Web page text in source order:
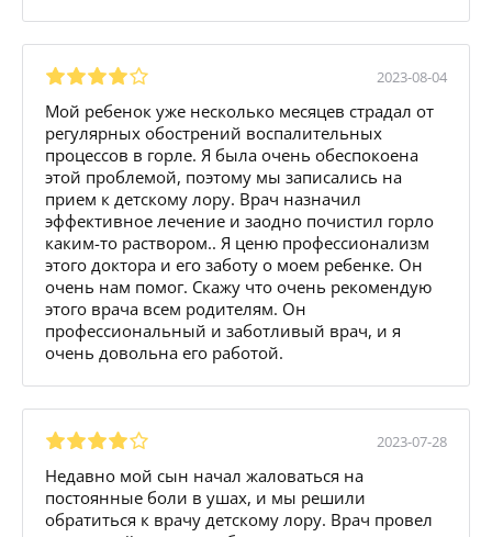
2023-08-04
Мой ребенок уже несколько месяцев страдал от
регулярных обострений воспалительных
процессов в горле. Я была очень обеспокоена
этой проблемой, поэтому мы записались на
прием к детскому лору. Врач назначил
эффективное лечение и заодно почистил горло
каким-то раствором.. Я ценю профессионализм
этого доктора и его заботу о моем ребенке. Он
очень нам помог. Скажу что очень рекомендую
этого врача всем родителям. Он
профессиональный и заботливый врач, и я
очень довольна его работой.
2023-07-28
Недавно мой сын начал жаловаться на
постоянные боли в ушах, и мы решили
обратиться к врачу детскому лору. Врач провел